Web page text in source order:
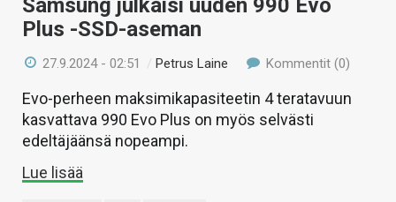
Samsung julkaisi uuden 990 Evo
Plus -SSD-aseman
27.9.2024 - 02:51 / Petrus Laine Kommentit (0)
Evo-perheen maksimikapasiteetin 4 teratavuun
kasvattava 990 Evo Plus on myös selvästi
edeltäjäänsä nopeampi.
Lue lisää